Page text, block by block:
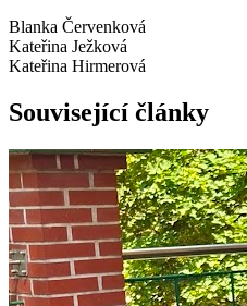
Blanka Červenková
Kateřina Ježková
Kateřina Hirmerová
Související články